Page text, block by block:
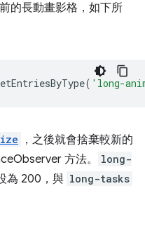
的長動畫影格，如下所
( 'long-
，之後就會捨棄較新的
方法。
long-
為 200，與 long-tasks